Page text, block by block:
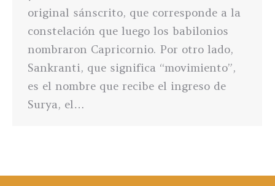
original sánscrito, que corresponde a la
constelación que luego los babilonios
nombraron Capricornio. Por otro lado,
Sankranti, que significa “movimiento”,
es el nombre que recibe el ingreso de
Surya, el…